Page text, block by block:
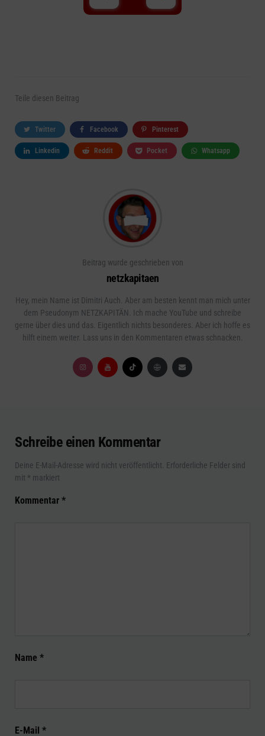
Teile diesen Beitrag
Twitter Facebook Pinterest
Linkedin Reddit Pocket Whatsapp
Beitrag wurde geschrieben von
netzkapitaen
Hey, mein Name ist Dimitri Auch. Aber am besten kennt man mich unter
dem Pseudonym NETZKAPITÄN. Ich mache YouTube und schreibe
gerne über dies und das. Eigentlich nichts besonderes. Aber ich hoffe es
hilft einem weiter. Lass uns in den Kommentaren etwas schnacken.
Schreibe einen Kommentar
Deine E-Mail-Adresse wird nicht veröffentlicht. Erforderliche Felder sind
mit * markiert
Kommentar *
Name *
E-Mail *